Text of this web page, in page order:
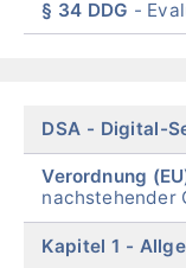
§ 34 DDG
Skip
menu
DSA Digital-
Verordnung
nachstehender
Kapitel 1